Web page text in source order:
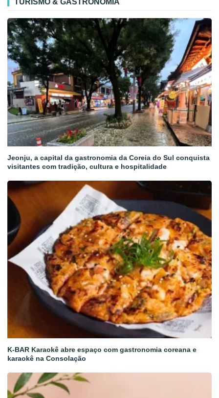
Jeonju, a capital da gastronomia da Coreia do Sul conquista
visitantes com tradição, cultura e hospitalidade
K-BAR Karaokê abre espaço com gastronomia coreana e
karaokê na Consolação